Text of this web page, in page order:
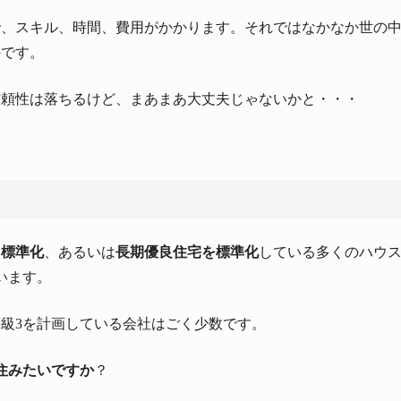
スキル、時間、費用がかかります。それではなかなか世の
す。
性は落ちるけど、まあまあ大丈夫じゃないかと・・・
準化、あるいは長期優良住宅を標準化している多くのハウ
す。
3を計画している会社はごく少数です。
みたいですか？